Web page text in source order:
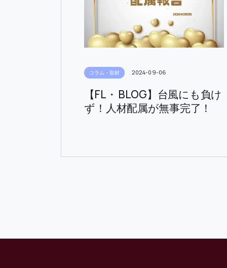
コラム・取材 2024-09-06
【FL・ BLOG】台風にも負け
ず！人材配属が無事完了！